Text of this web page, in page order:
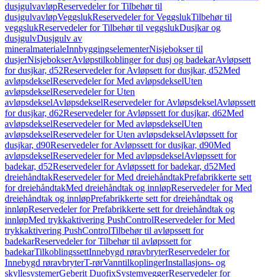
dusjgulvavløpReservedeler for Tilbehør til
dusjgulvavløpVeggslukReservedeler for VeggslukTilbehør til
veggslukReservedeler for Tilbehør til veggslukDusjkar og
dusjgulvDusjgulv av
mineralmaterialeInnbyggingselementerNisjebokser til
dusjerNisjebokserAvløpstilkoblinger for dusj og badekarAvløpsett
for dusjkar, d52Reservedeler for Avløpsett for dusjkar, d52Med
avløpsdekselReservedeler for Med avløpsdekselUten
avløpsdekselReservedeler for Uten
avløpsdekselAvløpsdekselReservedeler for AvløpsdekselAvløpssett
for dusjkar, d62Reservedeler for Avløpssett for dusjkar, d62Med
avløpsdekselReservedeler for Med avløpsdekselUten
avløpsdekselReservedeler for Uten avløpsdekselAvløpssett for
dusjkar, d90Reservedeler for Avløpssett for dusjkar, d90Med
avløpsdekselReservedeler for Med avløpsdekselAvløpssett for
badekar, d52Reservedeler for Avløpssett for badekar, d52Med
dreiehåndtakReservedeler for Med dreiehåndtakPrefabrikkerte sett
for dreiehåndtakMed dreiehåndtak og innløpReservedeler for Med
dreiehåndtak og innløpPrefabrikkerte sett for dreiehåndtak og
innløpReservedeler for Prefabrikkerte sett for dreiehåndtak og
innløpMed trykkaktivering PushControlReservedeler for Med
trykkaktivering PushControlTilbehør til avløpssett for
badekarReservedeler for Tilbehør til avløpssett for
badekarTilkoblingssettInnebygd røravbryterReservedeler for
Innebygd røravbryterT-rørVanntilkoplingerInstallasjons- og
skyllesystemerGeberit DuofixSystemveggerReservedeler for